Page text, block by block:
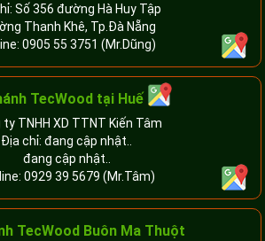
Số 356 đường Hà Huy Tập
Thanh Khê, Tp.Đà Nẵng
0905 55 3751 (Mr.Dũng)
TecWood tại Huế
ty TNHH XD TTNT Kiến Tâm
Địa chỉ: đang cập nhật..
đang cập nhật..
0929 39 5679 (Mr.Tâm)
TecWood Buôn Ma Thuột